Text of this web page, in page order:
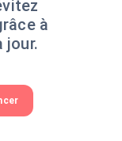
à
jour.